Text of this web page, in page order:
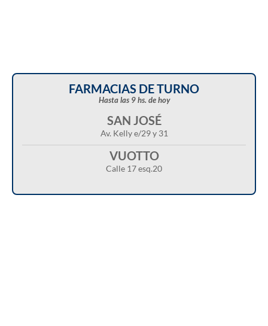
FARMACIAS DE TURNO
Hasta las 9 hs. de hoy
SAN JOSÉ
Av. Kelly e/29 y 31
VUOTTO
Calle 17 esq.20